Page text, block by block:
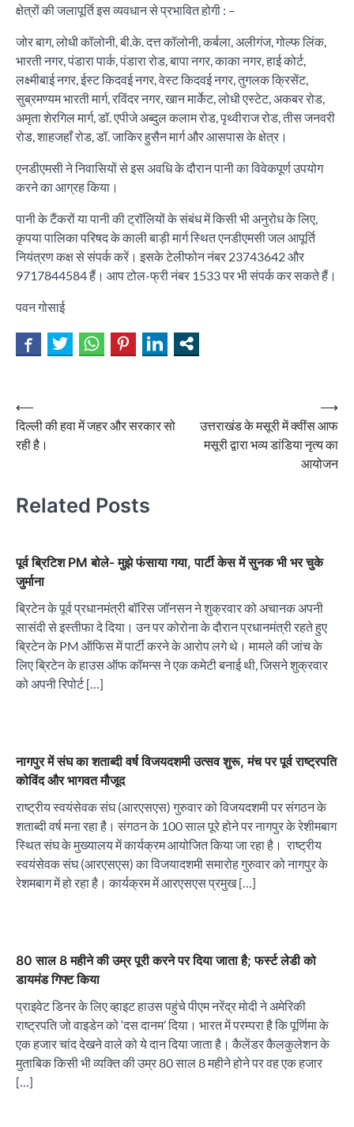
क्षेत्रों की जलापूर्ति इस व्यवधान से प्रभावित होगी : –
जोर बाग, लोधी कॉलोनी, बी.के. दत्त कॉलोनी, कर्बला, अलीगंज, गोल्फ लिंक,
भारती नगर, पंडारा पार्क, पंडारा रोड, बापा नगर, काका नगर, हाई कोर्ट,
लक्ष्मीबाई नगर, ईस्ट किदवई नगर, वेस्ट किदवई नगर, तुगलक क्रिसेंट,
सुब्रमण्यम भारती मार्ग, रविंदर नगर, खान मार्केट, लोधी एस्टेट, अकबर रोड,
अमृता शेरगिल मार्ग, डॉ. एपीजे अब्दुल कलाम रोड, पृथ्वीराज रोड, तीस जनवरी
रोड, शाहजहाँ रोड, डॉ. जाकिर हुसैन मार्ग और आसपास के क्षेत्र।
एनडीएमसी ने निवासियों से इस अवधि के दौरान पानी का विवेकपूर्ण उपयोग
करने का आग्रह किया।
पानी के टैंकरों या पानी की ट्रॉलियों के संबंध में किसी भी अनुरोध के लिए,
कृपया पालिका परिषद के काली बाड़ी मार्ग स्थित एनडीएमसी जल आपूर्ति
नियंत्रण कक्ष से संपर्क करें। इसके टेलीफोन नंबर 23743642 और
9717844584 हैं। आप टोल-फ्री नंबर 1533 पर भी संपर्क कर सकते हैं।
पवन गोसाई
Post
navigation
⟵
दिल्ली की हवा में जहर और सरकार सो
रही है।
उत्तराखंड के मसूरी में क्वींस आफ
मसूरी द्वारा भव्य डांडिया नृत्य का
आयोजन
⟶
Related Posts
पूर्व ब्रिटिश PM बोले- मुझे फंसाया गया, पार्टी केस में सुनक भी भर चुके
जुर्माना
ब्रिटेन के पूर्व प्रधानमंत्री बॉरिस जॉनसन ने शुक्रवार को अचानक अपनी
सासंदी से इस्तीफा दे दिया। उन पर कोरोना के दौरान प्रधानमंत्री रहते हुए
ब्रिटेन के PM ऑफिस में पार्टी करने के आरोप लगे थे। मामले की जांच के
लिए ब्रिटेन के हाउस ऑफ कॉमन्स ने एक कमेटी बनाई थी, जिसने शुक्रवार
को अपनी रिपोर्ट […]
नागपुर में संघ का शताब्दी वर्ष विजयदशमी उत्सव शुरू, मंच पर पूर्व राष्ट्रपति
कोविंद और भागवत मौजूद
राष्ट्रीय स्वयंसेवक संघ (आरएसएस) गुरुवार को विजयदशमी पर संगठन के
शताब्दी वर्ष मना रहा है। संगठन के 100 साल पूरे होने पर नागपुर के रेशीमबाग
स्थित संघ के मुख्यालय में कार्यक्रम आयोजित किया जा रहा है। राष्ट्रीय
स्वयंसेवक संघ (आरएसएस) का विजयादशमी समारोह गुरुवार को नागपुर के
रेशमबाग में हो रहा है। कार्यक्रम में आरएसएस प्रमुख […]
80 साल 8 महीने की उम्र पूरी करने पर दिया जाता है; फर्स्ट लेडी को
डायमंड गिफ्ट किया
प्राइवेट डिनर के लिए व्हाइट हाउस पहुंचे पीएम नरेंद्र मोदी ने अमेरिकी
राष्ट्रपति जो वाइडेन को ‘दस दानम’ दिया। भारत में परम्परा है कि पूर्णिमा के
एक हजार चांद देखने वाले को ये दान दिया जाता है। कैलेंडर कैलकुलेशन के
मुताबिक किसी भी व्यक्ति की उम्र 80 साल 8 महीने होने पर वह एक हजार
[…]